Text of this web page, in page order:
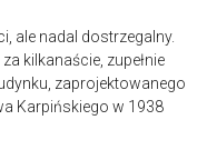
ale nadal dostrzegalny.
kilkanaście, zupełnie
zaprojektowanego
Karpińskiego w 1938